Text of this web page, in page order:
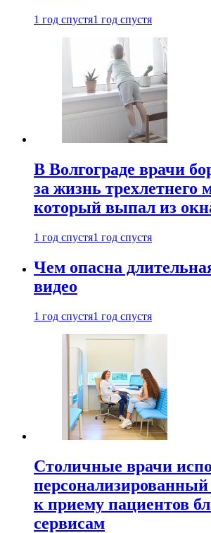
1 год спустя1 год спустя
В Волгограде врачи
за жизнь трехлетнего
который выпал из
1 год спустя1 год спустя
Чем опасна
видео
1 год спустя1 год спустя
Столичные врачи
персонализированный
к приему пациентов
сервисам